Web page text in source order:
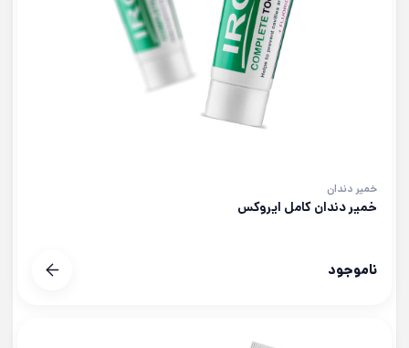
خمیر دندان
خمیر دندان کامل ایروکس
ناموجود